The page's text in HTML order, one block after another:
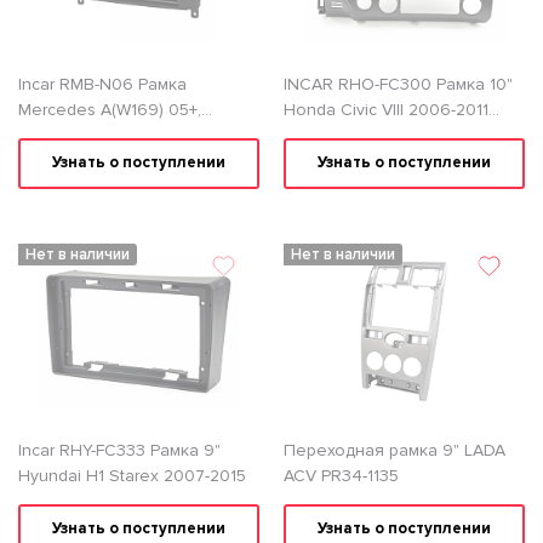
Incar RMB-N06 Рамка
Mercedes A(W169) 05+,
B(W145) 06+, Vito(W639) 03+,
CLK(W209) 06+, Viano 06+
Узнать о поступлении
INCAR RHO-FC300 Рамка 10"
Honda Civic VIII 2006-2011
sedan
Узнать о поступлении
Нет в наличии
Incar RHY-FC333 Рамка 9"
Hyundai H1 Starex 2007-2015
Узнать о поступлении
Нет в наличии
Переходная рамка 9" LADA
ACV PR34-1135
Узнать о поступлении